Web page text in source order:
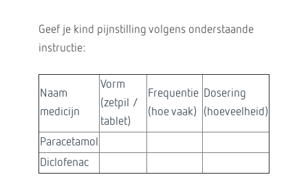
Geef je kind pijnstilling volgens onderstaande
instructie:
Naam
medicijn
Vorm
(zetpil /
tablet)
Frequentie
(hoe vaak)
Dosering
(hoeveelheid)
Paracetamol
Diclofenac